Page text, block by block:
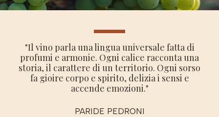
"Il vino parla una lingua universale fatta di
profumi e armonie. Ogni calice racconta una
storia, il carattere di un territorio. Ogni sorso
fa gioire corpo e spirito, delizia i sensi e
accende emozioni."
PARIDE PEDRONI